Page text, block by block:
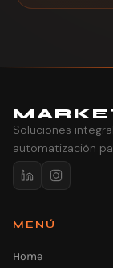
MARKE
Soluciones
automatización
MENÚ
Home